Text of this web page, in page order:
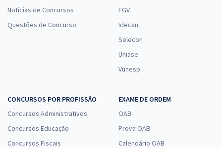
Notícias de Concursos
Questões de Concurso
FGV
Idecan
Selecon
Uniase
Vunesp
CONCURSOS POR PROFISSÃO
Concursos Administrativos
Concursos Educação
Concursos Fiscais
EXAME DE ORDEM
OAB
Prova OAB
Calendário OAB